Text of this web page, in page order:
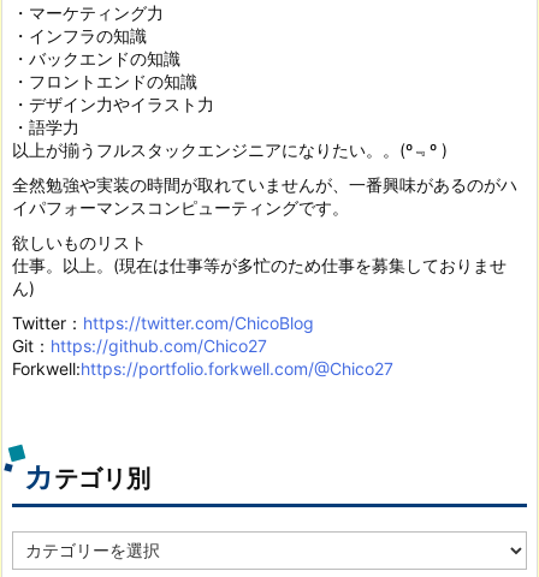
・マーケティング力
・インフラの知識
・バックエンドの知識
・フロントエンドの知識
・デザイン力やイラスト力
・語学力
以上が揃うフルスタックエンジニアになりたい。。(º﹃º )
全然勉強や実装の時間が取れていませんが、一番興味があるのがハ
イパフォーマンスコンピューティングです。
欲しいものリスト
仕事。以上。(現在は仕事等が多忙のため仕事を募集しておりませ
ん)
Twitter： https://twitter.com/ChicoBlog
Git： https://github.com/Chico27
Forkwell:https://portfolio.forkwell.com/@Chico27
カテゴリ別
テ